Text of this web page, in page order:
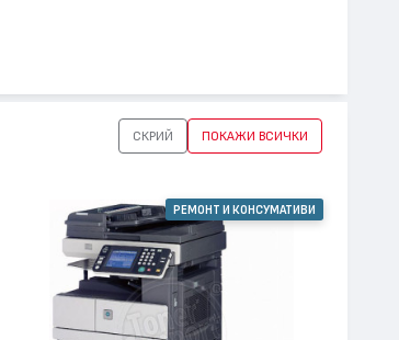
СКРИЙ ПОКАЖИ ВСИЧКИ
РЕМОНТ И КОНСУМАТИВИ